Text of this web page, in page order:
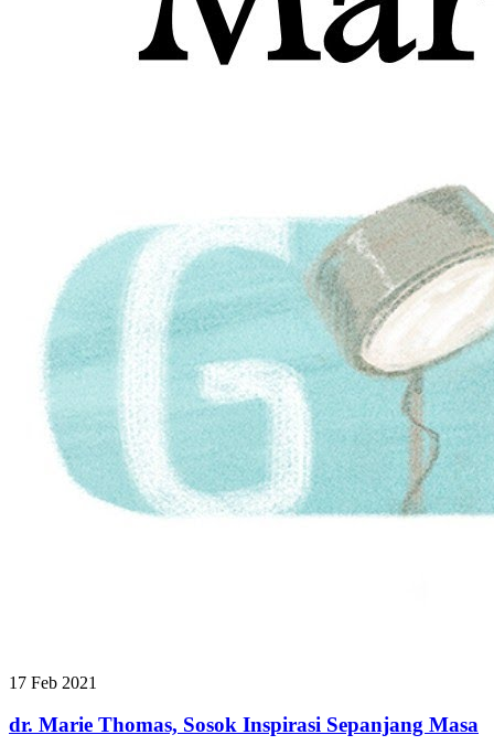
17 Feb 2021
dr. Marie Thomas, Sosok Inspirasi Sepanjang Masa